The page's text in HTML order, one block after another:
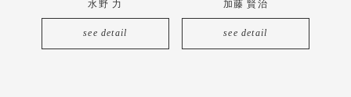
水野 力
see detail
加藤 賢治
see detail